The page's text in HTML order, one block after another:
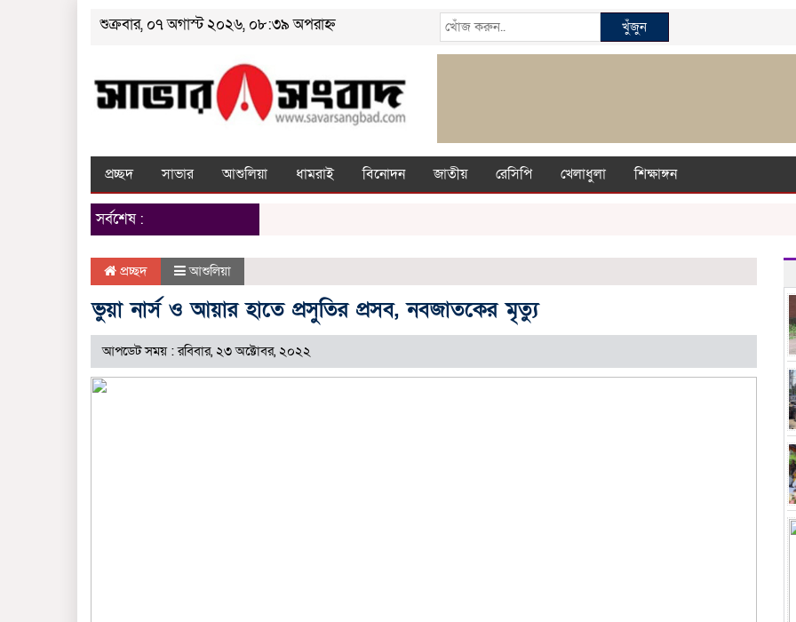
শুক্রবার, ০৭ অগাস্ট ২০২৬, ০৮:৩৯ অপরাহ্ন খুঁজুন
প্রচ্ছদ সাভার আশুলিয়া ধামরাই বিনোদন জাতীয় রেসিপি খেলাধুলা শিক্ষাঙ্গন
সর্বশেষ :
প্রচ্ছদ আশুলিয়া
ভুয়া নার্স ও আয়ার হাতে প্রসুতির প্রসব, নবজাতকের মৃত্যু
আপডেট সময় : রবিবার, ২৩ অক্টোবর, ২০২২